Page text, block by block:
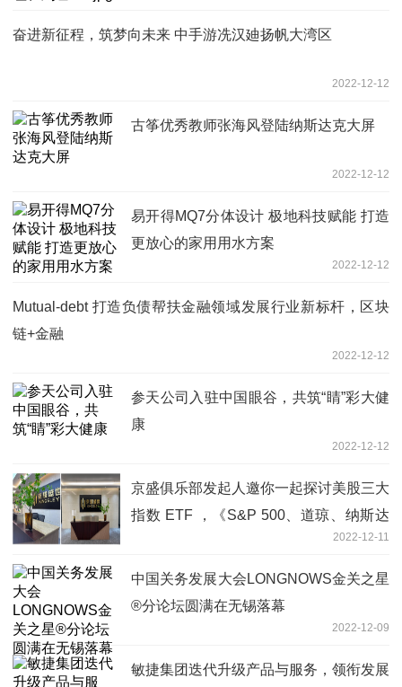
奋进新征程，筑梦向未来 中手游冼汉廸扬帆大湾区
2022-12-12
古筝优秀教师张海风登陆纳斯达克大屏
2022-12-12
易开得MQ7分体设计 极地科技赋能 打造
更放心的家用用水方案
2022-12-12
Mutual-debt 打造负债帮扶金融领域发展行业新标杆，区块
链+金融
2022-12-12
参天公司入驻中国眼谷，共筑“睛”彩大健
康
2022-12-12
京盛俱乐部发起人邀你一起探讨美股三大
指数 ETF ，《S&P 500、道琼、纳斯达
2022-12-11
中国关务发展大会LONGNOWS金关之星
®分论坛圆满在无锡落幕
2022-12-09
敏捷集团迭代升级产品与服务，领衔发展